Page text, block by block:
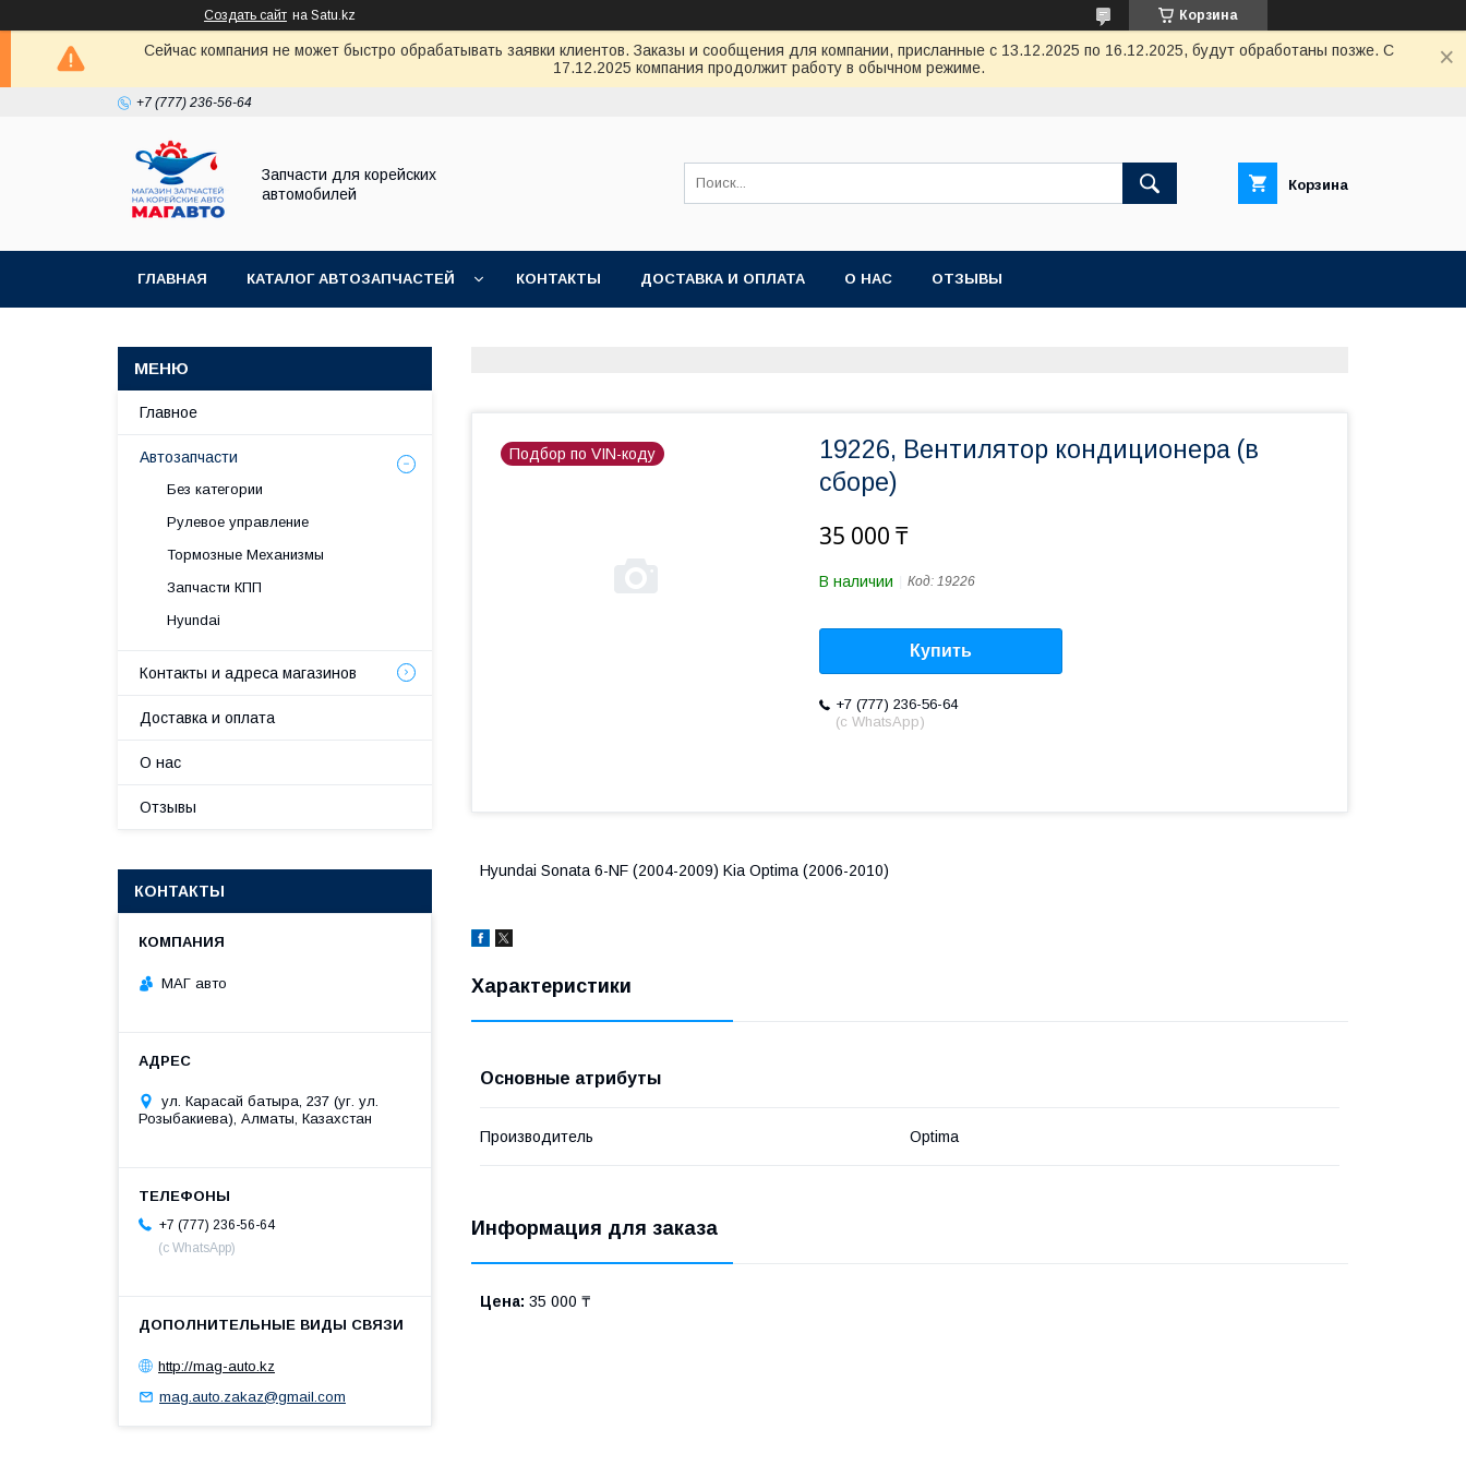
Создать сайт на Satu.kz Корзина
Сейчас компания не может быстро обрабатывать заявки клиентов. Заказы и сообщения для компании, присланные с 13.12.2025 по 16.12.2025, будут обработаны позже. С
17.12.2025 компания продолжит работу в обычном режиме.
+7 (777) 236-56-64
Запчасти для корейских
автомобилей
Корзина
ГЛАВНАЯ КАТАЛОГ АВТОЗАПЧАСТЕЙ КОНТАКТЫ ДОСТАВКА И ОПЛАТА О НАС ОТЗЫВЫ
Подбор по VIN-коду
19226, Вентилятор кондиционера (в
сборе)
35 000 ₸
В наличии Код: 19226
Купить
+7 (777) 236-56-64
(с WhatsApp)
Hyundai Sonata 6-NF (2004-2009) Kia Optima (2006-2010)
Характеристики
Основные атрибуты
Производитель Optima
Информация для заказа
Цена: 35 000 ₸
Главное
Автозапчасти
Без категории
Рулевое управление
Тормозные Механизмы
Запчасти КПП
Hyundai
Контакты и адреса магазинов
Доставка и оплата
О нас
Отзывы
КОНТАКТЫ
МАГ авто
ул. Карасай батыра, 237 (уг. ул.
Розыбакиева), Алматы, Казахстан
+7 (777) 236-56-64
(с WhatsApp)
http://mag-auto.kz
mag.auto.zakaz@gmail.com